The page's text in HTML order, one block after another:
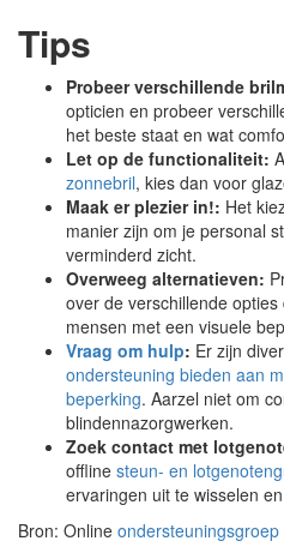
Tips
Probeer verschillende
opticien en probeer
het beste staat en wat
Let op de functionaliteit:
zonnebril, kies dan voor
Maak er plezier in!: Het
manier zijn om je personal
verminderd zicht.
Overweeg alternatieven:
over de verschillende
mensen met een visuele
Vraag om hulp: Er zijn
ondersteuning bieden aan
beperking. Aarzel niet om
blindennazorgwerken.
Zoek contact met
offline steun- en
ervaringen uit te wisselen
Bron: Online ondersteuningsgroep